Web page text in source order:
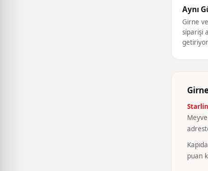
Aynı
Girne
siparişi
puan